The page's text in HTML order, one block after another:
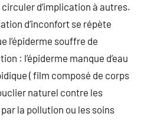
d’implication à autres.
d’inconfort se répète
l’épiderme souffre de
: l’épiderme manque d’eau
( film composé de corps
naturel contre les
la pollution ou les soins